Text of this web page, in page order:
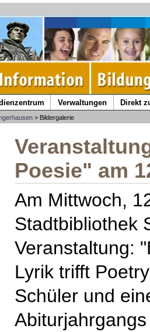
Verwaltungen Direkt
> Bildergalerie
Poesie" am
Am Mittwoch,
Stadtbibliothek
Veranstaltung:
Lyrik trifft
Schüler und